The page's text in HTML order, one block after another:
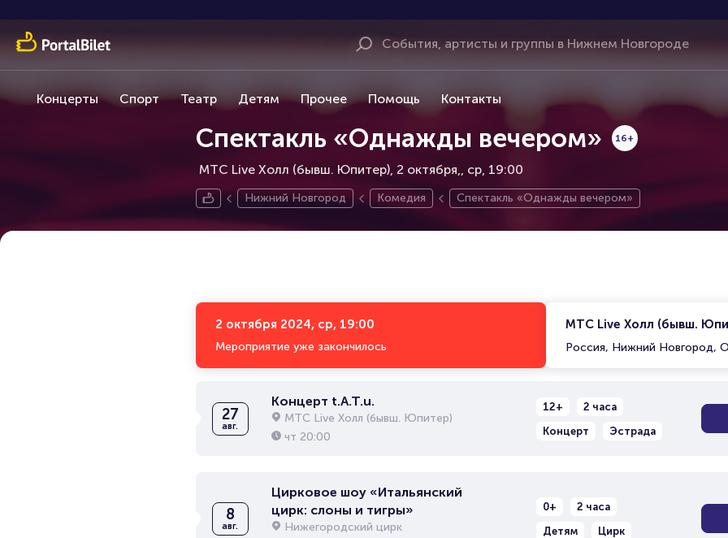
Концерты Спорт Театр Детям Прочее Помощь Контакты
Спектакль «Однажды вечером»
МТС Live Холл (бывш. Юпитер), 2 октября,
16+
ср, 19:00
Нижний Новгород Комедия Спектакль «Однажды вечером»
2 октября 2024, ср, 19:00
Мероприятие уже закончилось
МТС Live Холл (бывш.
Россия, Нижний Новгород,
27
авг.
Концерт t.A.T.u.
МТС Live Холл (бывш. Юпитер)
чт 20:00
12+
2 часа
Концерт
Эстрада
8
авг.
Цирковое шоу «Итальянский
цирк: слоны и тигры»
Нижегородский цирк
0+
2 часа
Детям
Цирк